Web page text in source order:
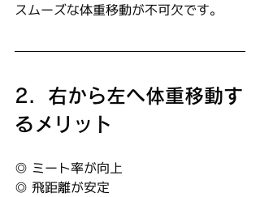
スムーズな体重移動が不可欠です。
2.  右から左へ体重移動す
るメリット
◎ ミート率が向上
◎ 飛距離が安定